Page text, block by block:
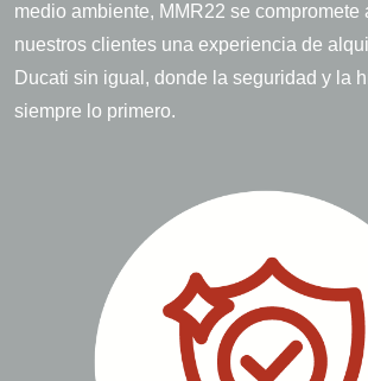
medio ambiente, MMR22 se compromete
nuestros clientes una experiencia de
Ducati sin igual, donde la seguridad y la
siempre lo primero.